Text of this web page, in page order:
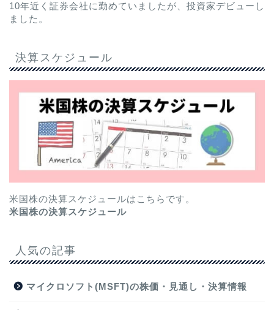
10年近く証券会社に勤めていましたが、投資家デビューし
ました。
決算スケジュール
米国株の決算スケジュールはこちらです。
米国株の決算スケジュール
人気の記事
マイクロソフト(MSFT)の株価・見通し・決算情報